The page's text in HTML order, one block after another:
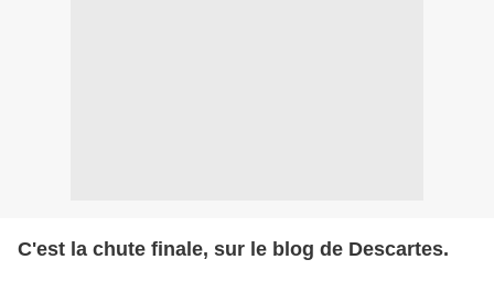
C'est la chute finale, sur le blog de Descartes.